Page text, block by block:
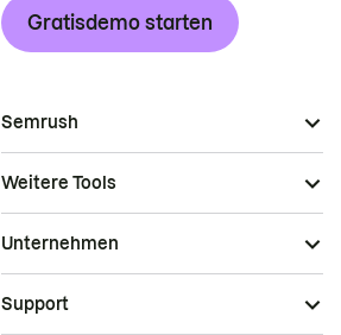
Gratisdemo starten
Semrush
Weitere Tools
Unternehmen
Support